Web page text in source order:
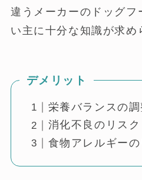
違うメーカーのドッグフ
い主に十分な知識が求め
デメリット
栄養バランスの
消化不良のリスク
食物アレルギーの